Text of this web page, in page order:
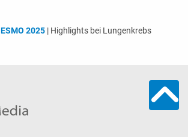
ESMO 2025| Highlights bei Lungenkrebs